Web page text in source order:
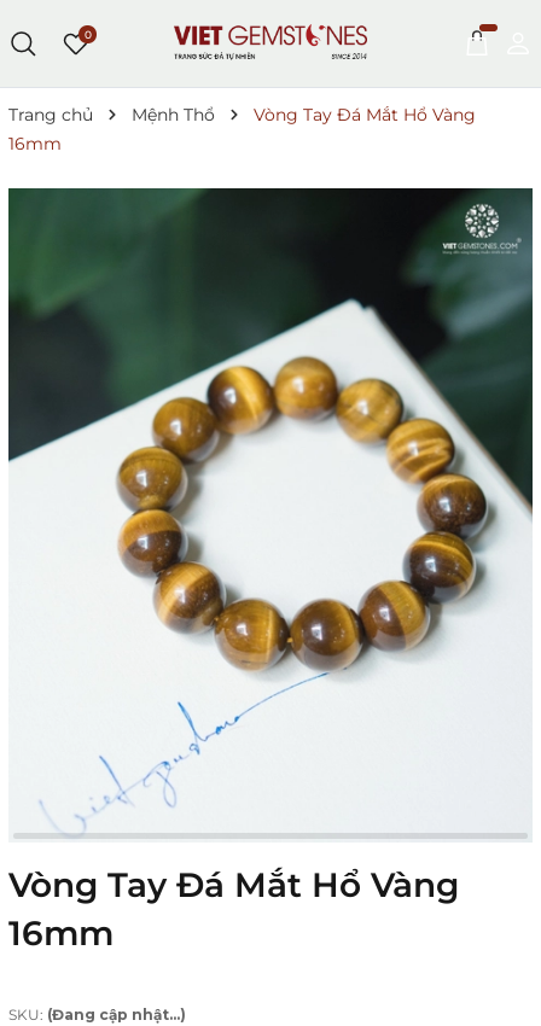
0
Trang chủ Mệnh Thổ
Vòng Tay Đá Mắt Hổ Vàng
16mm
Vòng Tay Đá Mắt Hổ Vàng
16mm
SKU: (Đang cập nhật...)